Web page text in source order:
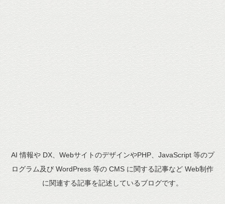
AI 情報や DX、WebサイトのデザインやPHP、JavaScript 等のプ
ログラム及び WordPress 等の CMS に関する記事など Web制作
に関連する記事を記述しているブログです。